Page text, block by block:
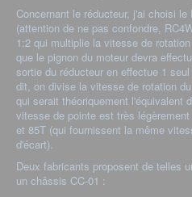
Concernant le réducteur, j'ai choisi
(attention de ne pas confondre,
1:2 qui multiplie la vitesse de
que le pignon du moteur devra
sortie du réducteur en effectue 1
dit, on divise la vitesse de rotation
qui serait théoriquement l'équivalent
vitesse de pointe est très
et 85T (qui fournissent la même
d'écart).
Deux fabricants proposent de telles
un châssis CC-01 :